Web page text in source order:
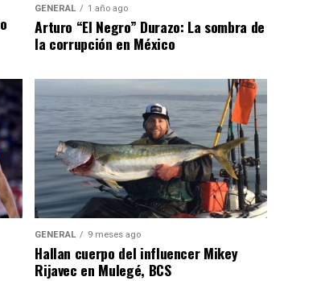
GENERAL 1 año ago
Arturo “El Negro” Durazo: La sombra de
la corrupción en México
GENERAL 9 meses ago
Hallan cuerpo del influencer Mikey
Rijavec en Mulegé, BCS